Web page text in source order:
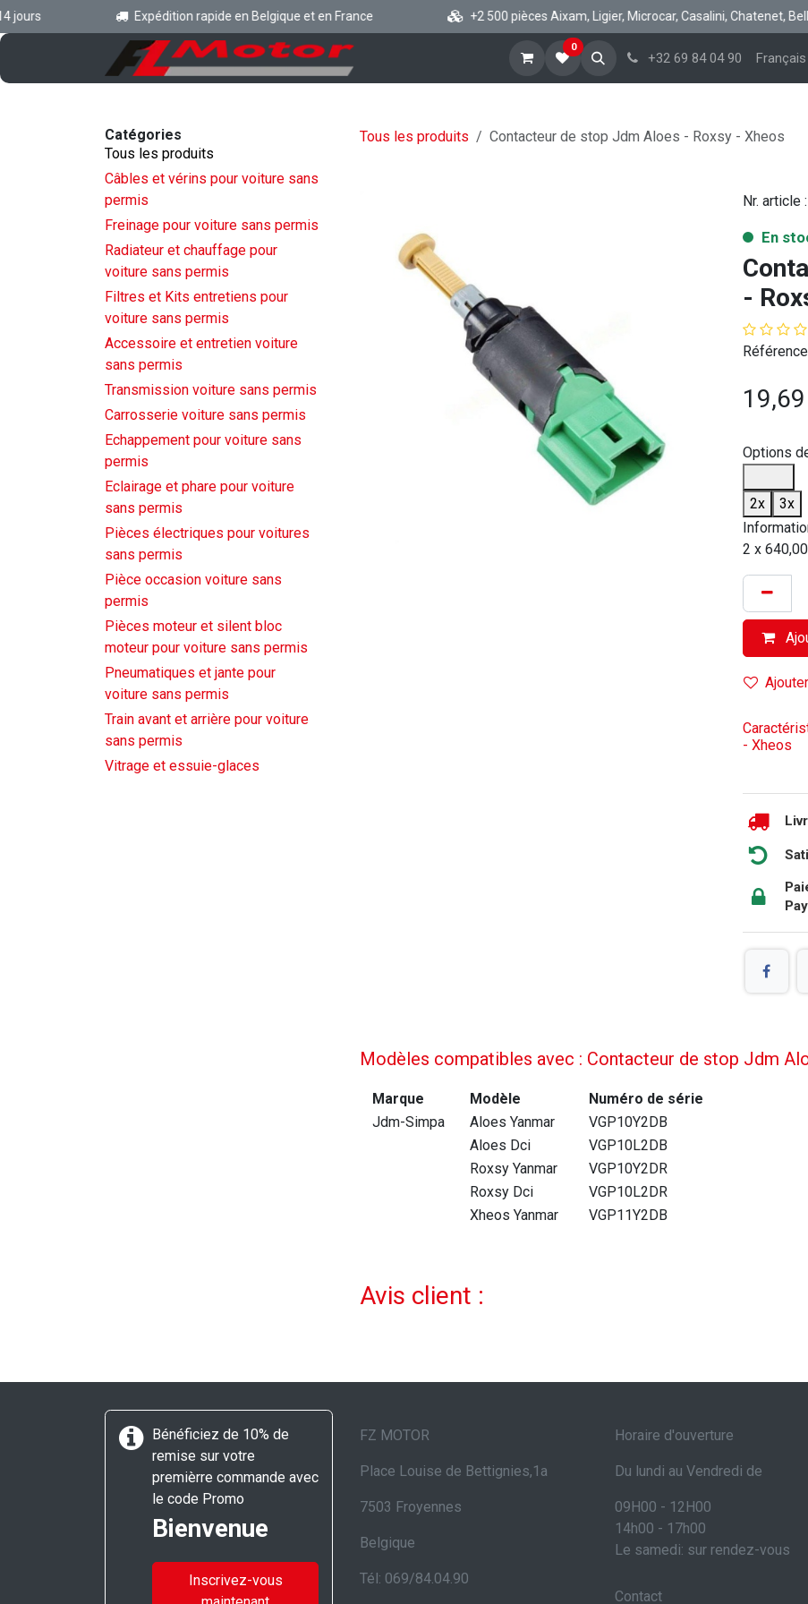
Se rendre au contenuExpédition rapide en Belgique et en France +2 500 pièces Aixam, Ligier, Microcar, Casalini, Chatenet,
Blog A propos Aide
0
+32 69 84 04 90 Français
Catégories
Tous les produits
Câbles et vérins pour voiture sans
permis
Freinage pour voiture sans permis
Radiateur et chauffage pour
voiture sans permis
Filtres et Kits entretiens pour
voiture sans permis
Accessoire et entretien voiture
sans permis
Transmission voiture sans permis
Carrosserie voiture sans permis
Echappement pour voiture sans
permis
Eclairage et phare pour voiture
sans permis
Pièces électriques pour voitures
sans permis
Pièce occasion voiture sans
permis
Pièces moteur et silent bloc
moteur pour voiture sans permis
Pneumatiques et jante pour
voiture sans permis
Train avant et arrière pour voiture
sans permis
Vitrage et essuie-glaces
Tous les produits Contacteur de stop Jdm Aloes - Roxsy - Xheos
Nr. article :
En
-
19,69
Options
2x
3x
2 x
- Xheos
Modèles compatibles avec : Contacteur de stop Jdm
Marque Modèle
Numéro de série
Jdm-Simpa
Aloes Yanmar
VGP10Y2DB
Aloes Dci
VGP10L2DB
Roxsy Yanmar
VGP10Y2DR
Roxsy Dci
VGP10L2DR
Xheos Yanmar
VGP11Y2DB
Avis client :
Bénéficiez de 10% de
remise sur votre
premièrre commande avec
le code Promo
Bienvenue
Inscrivez-vous
FZ MOTOR
Place Louise de Bettignies,1a
7503 Froyennes
Belgique
Tél: 069/84.04.90
Horaire d'ouverture
Du lundi au Vendredi de
09H00 - 12H00
14h00 - 17h00
Le samedi: sur rendez-vous
Contact